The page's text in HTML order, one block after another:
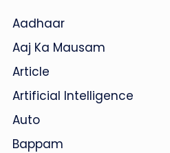
Aadhaar
Aaj Ka Mausam
Article
Artificial Intelligence
Auto
Bappam